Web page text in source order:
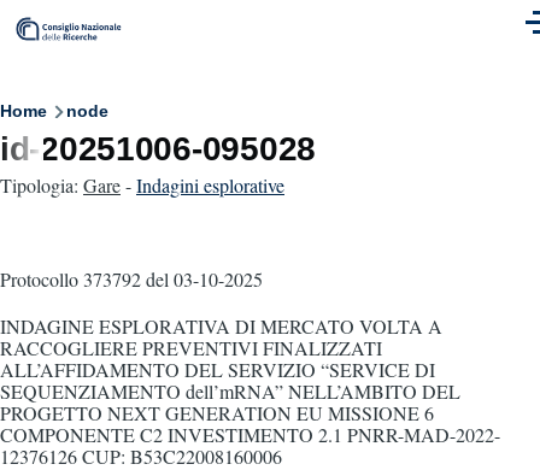
Skip to main content
Breadcrumb
Home node
id-20251006-095028
Tipologia: Gare-Indagini esplorative
Protocollo 373792del 03-10-2025
INDAGINE ESPLORATIVA DI MERCATO VOLTA A
RACCOGLIERE PREVENTIVI FINALIZZATI
ALL’AFFIDAMENTO DEL SERVIZIO “SERVICE DI
SEQUENZIAMENTO dell’mRNA” NELL’AMBITO DEL
PROGETTO NEXT GENERATION EU MISSIONE 6
COMPONENTE C2 INVESTIMENTO 2.1 PNRR-MAD-2022-
12376126 CUP: B53C22008160006